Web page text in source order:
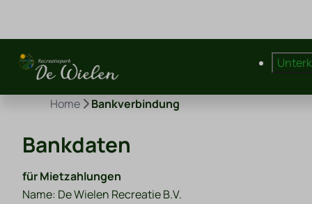
Home Bankverbindung
Bankdaten
für Mietzahlungen
Name: De Wielen Recreatie B.V.